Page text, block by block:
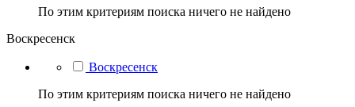
По этим критериям поиска ничего не найдено
Воскресенск
Воскресенск
По этим критериям поиска ничего не найдено